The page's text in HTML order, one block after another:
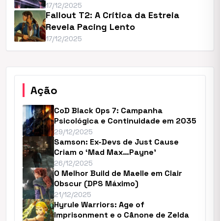
17/12/2025
Fallout T2: A Crítica da Estreia
Revela Pacing Lento
17/12/2025
Ação
CoD Black Ops 7: Campanha
Psicológica e Continuidade em 2035
29/12/2025
Samson: Ex-Devs de Just Cause
Criam o ‘Mad Max…Payne’
26/12/2025
O Melhor Build de Maelle em Clair
Obscur (DPS Máximo)
21/12/2025
Hyrule Warriors: Age of
Imprisonment e o Cânone de Zelda